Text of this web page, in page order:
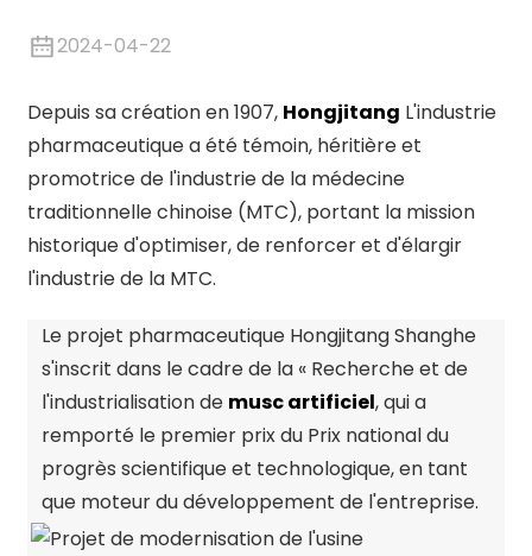
2024-04-22
Depuis sa création en 1907, Hongjitang L'industrie
pharmaceutique a été témoin, héritière et
promotrice de l'industrie de la médecine
traditionnelle chinoise (MTC), portant la mission
historique d'optimiser, de renforcer et d'élargir
l'industrie de la MTC.
Le projet pharmaceutique Hongjitang Shanghe
s'inscrit dans le cadre de la « Recherche et de
l'industrialisation de musc artificiel, qui a
remporté le premier prix du Prix national du
progrès scientifique et technologique, en tant
que moteur du développement de l'entreprise.